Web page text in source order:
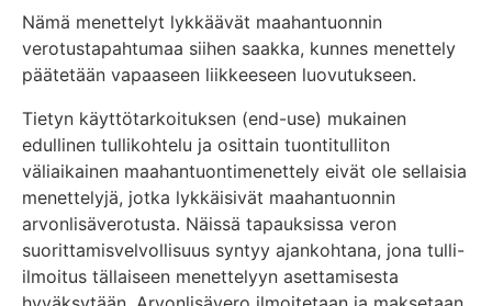
Nämä menettelyt lykkäävät maahantuonnin
verotustapahtumaa siihen saakka, kunnes menettely
päätetään vapaaseen liikkeeseen luovutukseen.
Tietyn käyttötarkoituksen (end-use) mukainen
edullinen tullikohtelu ja osittain tuontitulliton
väliaikainen maahantuontimenettely eivät ole sellaisia
menettelyjä, jotka lykkäisivät maahantuonnin
arvonlisäverotusta. Näissä tapauksissa veron
suorittamisvelvollisuus syntyy ajankohtana, jona tulli-
ilmoitus tällaiseen menettelyyn asettamisesta